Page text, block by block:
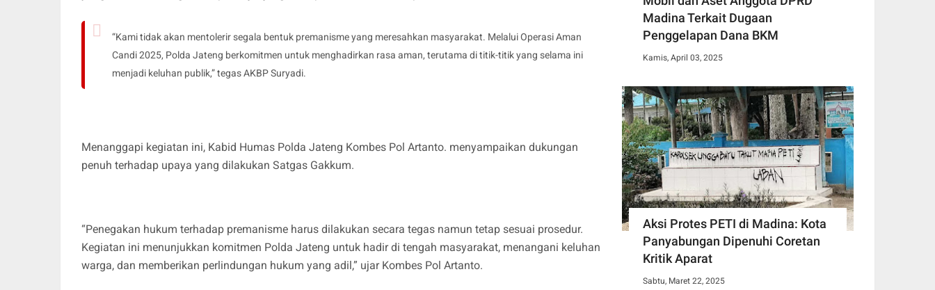
“Kami tidak akan mentolerir segala bentuk premanisme yang meresahkan masyarakat. Melalui Operasi Aman
Candi 2025, Polda Jateng berkomitmen untuk menghadirkan rasa aman, terutama di titik-titik yang selama ini
menjadi keluhan publik,” tegas AKBP Suryadi.
Menanggapi kegiatan ini, Kabid Humas Polda Jateng Kombes Pol Artanto. menyampaikan dukungan
penuh terhadap upaya yang dilakukan Satgas Gakkum.
“Penegakan hukum terhadap premanisme harus dilakukan secara tegas namun tetap sesuai prosedur.
Kegiatan ini menunjukkan komitmen Polda Jateng untuk hadir di tengah masyarakat, menangani keluhan
warga, dan memberikan perlindungan hukum yang adil,” ujar Kombes Pol Artanto.
Madina Terkait Dugaan
Penggelapan Dana BKM
Kamis, April 03, 2025
Aksi Protes PETI di Madina: Kota
Panyabungan Dipenuhi Coretan
Kritik Aparat
Sabtu, Maret 22, 2025